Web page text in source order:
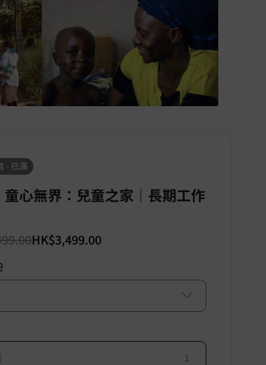
- 已滿
童心無界：兒童之家｜長期工作
HK$3,499.00